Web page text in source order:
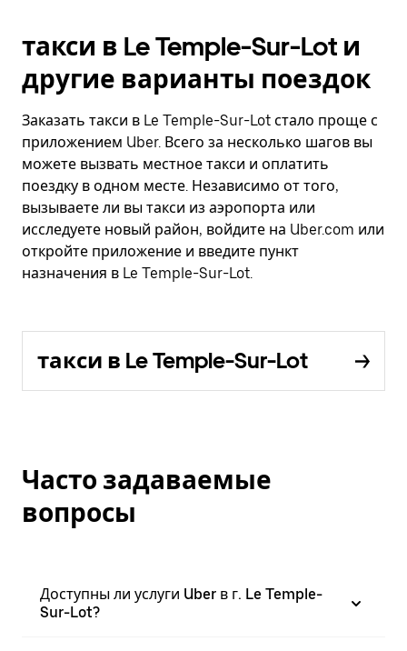
такси в Le Temple-Sur-Lot и
другие варианты поездок
Заказать такси в Le Temple-Sur-Lot стало проще с
приложением Uber. Всего за несколько шагов вы
можете вызвать местное такси и оплатить
поездку в одном месте. Независимо от того,
вызываете ли вы такси из аэропорта или
исследуете новый район, войдите на Uber.com или
откройте приложение и введите пункт
назначения в Le Temple-Sur-Lot.
такси в Le Temple-Sur-Lot
Часто задаваемые
вопросы
Доступны ли услуги Uber в г. Le Temple-
Sur-Lot?